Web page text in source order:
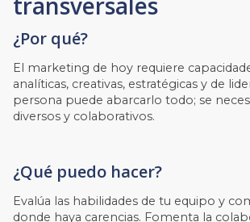
¿Por qué?
El marketing de hoy requiere
analíticas, creativas, estratégicas y de
persona puede abarcarlo todo; se
diversos y colaborativos.
¿Qué puedo hacer?
Evalúa las habilidades de tu equipo y
donde haya carencias. Fomenta la